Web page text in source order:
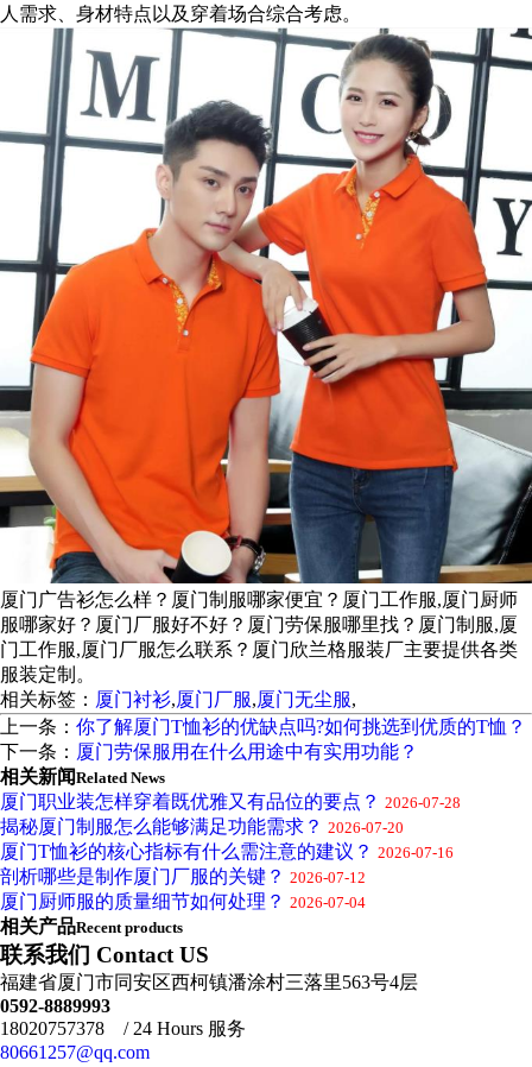
人需求、身材特点以及穿着场合综合考虑。
厦门广告衫怎么样？厦门制服哪家便宜？厦门工作服,厦门厨师
服哪家好？厦门厂服好不好？厦门劳保服哪里找？厦门制服,厦
门工作服,厦门厂服怎么联系？厦门欣兰格服装厂主要提供各类
服装定制。
相关标签： 厦门衬衫,厦门厂服,厦门无尘服,
上一条： 你了解厦门T恤衫的优缺点吗?如何挑选到优质的T恤？
下一条： 厦门劳保服用在什么用途中有实用功能？
相关新闻Related News
厦门职业装怎样穿着既优雅又有品位的要点？ 2026-07-28
揭秘厦门制服怎么能够满足功能需求？ 2026-07-20
厦门T恤衫的核心指标有什么需注意的建议？ 2026-07-16
剖析哪些是制作厦门厂服的关键？ 2026-07-12
厦门厨师服的质量细节如何处理？ 2026-07-04
相关产品Recent products
联系我们 Contact US
福建省厦门市同安区西柯镇潘涂村三落里563号4层
0592-8889993
18020757378 / 24 Hours 服务
80661257@qq.com